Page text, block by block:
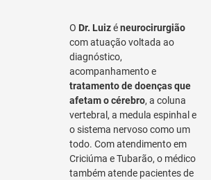
O Dr. Luizéneurocirurgião
com atuação voltada ao
diagnóstico,
acompanhamento e
tratamento de doenças que
afetam o cérebro, a coluna
vertebral, a medula espinhal e
o sistema nervoso como um
todo. Com atendimento em
Criciúma e Tubarão, o médico
também atende pacientes de